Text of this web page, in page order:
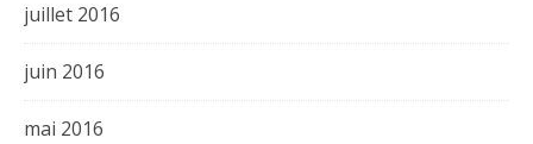
juillet 2016
juin 2016
mai 2016